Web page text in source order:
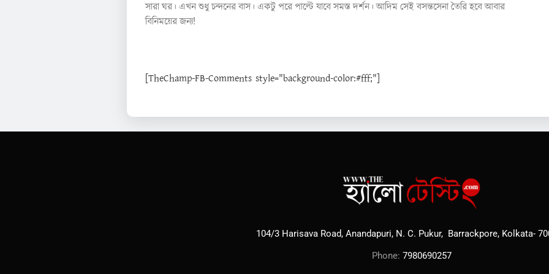
সারা ঘর। এখন শুধু চন্দনের বাস। একটু পরে পাল্টে যাবে সমস্ত দর্শন। আদিম সেই বসন্তসেনা তৈরি হবে আবার
বিনিময়ের জন্য!
[TheChamp-FB-Comments style="background-color:#fff;"]
104/3 Harisava Road, Anandapuri, N. C. Pukur, Barrackpore, Kolkata-
Phone: 7980690257